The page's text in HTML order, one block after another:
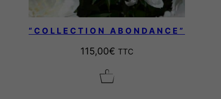
“COLLECTION ABONDANCE”
115,00€ TTC